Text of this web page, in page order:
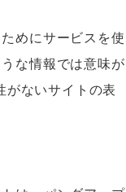
めにサービスを使
な情報では意味が
がないサイトの表